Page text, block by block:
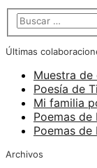
Últimas
Muestra de
Poesía de
Mi familia
Poemas de
Poemas de
Archivos